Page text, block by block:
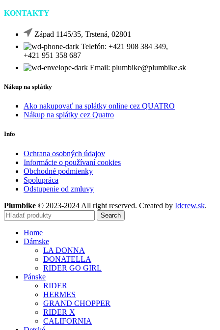
KONTAKTY
Západ 1145/35, Trstená, 02801
Telefón: +421 908 384 349,
+421 951 358 687
Email: plumbike@plumbike.sk
Nákup na splátky
Ako nakupovať na splátky online cez QUATRO
Nákup na splátky cez Quatro
Info
Ochrana osobných údajov
Informácie o používaní cookies
Obchodné podmienky
Spolupráca
Odstupenie od zmluvy
Plumbike © 2023-2024 All right reserved. Created by Idcrew.sk.
Search
Home
Dámske
LA DONNA
DONATELLA
RIDER GO GIRL
Pánske
RIDER
HERMES
GRAND CHOPPER
RIDER X
CALIFORNIA